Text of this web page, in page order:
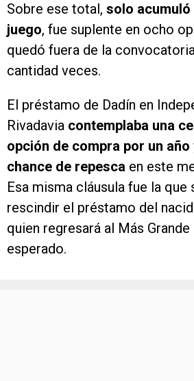
Sobre ese total, solo
juego, fue suplente en ocho
quedó fuera de la
cantidad veces.
El préstamo de Dadín en
Rivadavia contemplaba una
opción de compra por un año
chance de repesca en este
Esa misma cláusula fue la que
rescindir el préstamo del
quien regresará al Más
esperado.